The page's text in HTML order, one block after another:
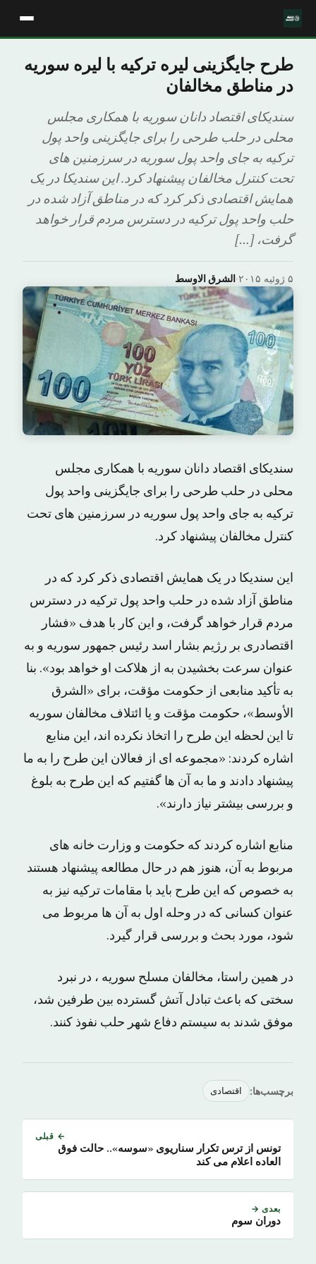
طرح جایگزینی لیره ترکیه با لیره سوریه
در مناطق مخالفان
سندیکای اقتصاد دانان سوریه با همکاری مجلس
محلی در حلب طرحی را برای جایگزینی واحد پول
ترکیه به جای واحد پول سوریه در سرزمنین های
تحت کنترل مخالفان پیشنهاد کرد. این سندیکا در یک
همایش اقتصادی ذکر کرد که در مناطق آزاد شده در
حلب واحد پول ترکیه در دسترس مردم قرار خواهد
گرفت، […]
الشرق الاوسط· ۵ ژوئیه ۲۰۱۵
سندیکای اقتصاد دانان سوریه با همکاری مجلس
محلی در حلب طرحی را برای جایگزینی واحد پول
ترکیه به جای واحد پول سوریه در سرزمنین های تحت
کنترل مخالفان پیشنهاد کرد.
این سندیکا در یک همایش اقتصادی ذکر کرد که در
مناطق آزاد شده در حلب واحد پول ترکیه در دسترس
مردم قرار خواهد گرفت، و این کار با هدف «فشار
اقتصادری بر رژیم بشار اسد رئیس جمهور سوریه و به
عنوان سرعت بخشیدن به از هلاکت او خواهد بود». بنا
به تأکید منابعی از حکومت مؤقت، برای «الشرق
الأوسط»، حکومت مؤقت و یا ائتلاف مخالفان سوریه
تا این لحظه این طرح را اتخاذ نکرده اند، این منابع
اشاره کردند: «مجموعه ای از فعالان این طرح را به ما
پیشنهاد دادند و ما به آن ها گفتیم که این طرح به بلوغ
و بررسی بیشتر نیاز دارند».
منابع اشاره کردند که حکومت و وزارت خانه های
مربوط به آن، هنوز هم در حال مطالعه پیشنهاد هستند
به خصوص که این طرح باید با مقامات ترکیه نیز به
عنوان کسانی که در وحله اول به آن ها مربوط می
شود، مورد بحث و بررسی قرار گیرد.
در همین راستا، مخالفان مسلح سوریه ، در نبرد
سختی که باعث تبادل آتش گسترده بین طرفین شد،
موفق شدند به سیستم دفاع شهر حلب نفوذ کنند.
برچسب‌ها: اقتصادی
← قبلی
تونس از ترس تکرار سناریوی «سوسه».. حالت فوق
العاده اعلام می کند
بعدی →
دوران سوم